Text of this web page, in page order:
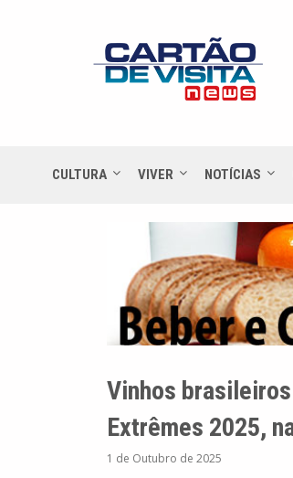
CULTURA VIVER NOTÍCIAS
Vinhos
Extrêmes 2025,
1 de Outubro de 2025